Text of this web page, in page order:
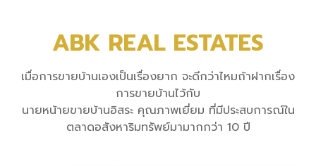
ABK REAL ESTATES
เมื่อการขายบ้านเองเป็นเรื่องยาก จะดีกว่าไหมถ้าฝากเรื่อง
การขายบ้านไว้กับ
นายหน้ายขายบ้านอิสระ คุณภาพเยี่ยม ที่มีประสบการณ์ใน
ตลาดอสังหาริมทรัพย์มามากกว่า 10 ปี